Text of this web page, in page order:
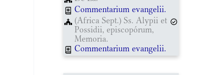
Commentarium evangelii.
(Africa Sept.) Ss. Alypii et
Possidii, episcopórum,
Memoria.
Commentarium evangelii.